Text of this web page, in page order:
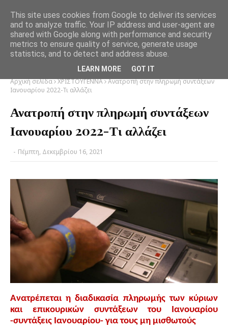
Αρχική σελίδα ΧΡΙΣΤΟΥΓΕΝΝΑ Ανατροπή στην πληρωμή συντάξεων
Ιανουαρίου 2022-Τι αλλάζει
Ανατροπή στην πληρωμή συντάξεων
Ιανουαρίου 2022-Τι αλλάζει
- Πέμπτη, Δεκεμβρίου 16, 2021
Ανατρέπεται η διαδικασία πληρωμής των κύριων
και επικουρικών συντάξεων του Ιανουαρίου
-συντάξεις Ιανουαρίου- για τους μη μισθωτούς
This site uses cookies from Google to deliver its services
and to analyze traffic. Your IP address and user-agent are
shared with Google along with performance and security
metrics to ensure quality of service, generate usage
statistics, and to detect and address abuse.
LEARN MORE GOT IT